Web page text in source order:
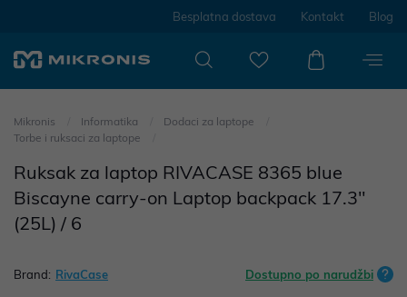
Besplatna dostava Kontakt Blog
Mikronis Informatika
Dodaci za laptope
Torbe i ruksaci za laptope
Ruksak za laptop RIVACASE 8365 blue
Biscayne carry-on Laptop backpack 17.3"
(25L) / 6
Brand: RivaCase Dostupno po narudžbi